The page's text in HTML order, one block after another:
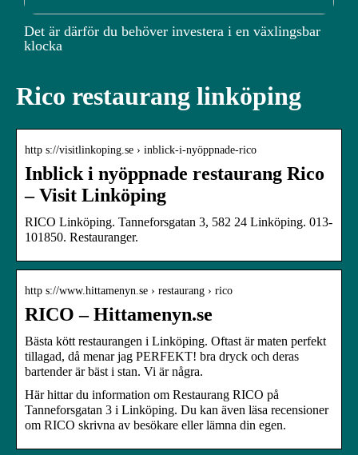
Det är därför du behöver investera i en växlingsbar
klocka
Rico restaurang linköping
http s://visitlinkoping.se › inblick-i-nyöppnade-rico
Inblick i nyöppnade restaurang Rico
– Visit Linköping
RICO Linköping. Tanneforsgatan 3, 582 24 Linköping. 013-
101850. Restauranger.
http s://www.hittamenyn.se › restaurang › rico
RICO – Hittamenyn.se
Bästa kött restaurangen i Linköping. Oftast är maten perfekt
tillagad, då menar jag PERFEKT! bra dryck och deras
bartender är bäst i stan. Vi är några.
Här hittar du information om Restaurang RICO på
Tanneforsgatan 3 i Linköping. Du kan även läsa recensioner
om RICO skrivna av besökare eller lämna din egen.